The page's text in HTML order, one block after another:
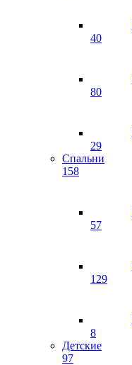
40
80
29
Спальни
158
57
129
8
Детские
97